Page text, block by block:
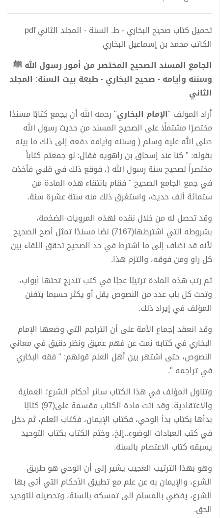
تحميل كتاب صحيح البخاري - ط. السنة - المجلد الثاني pdf
الكاتب محمد بن إسماعيل البخاري
الجامع المسند الصحيح المختصر من أمور رسول الله ﷺ
وسننه وأيامه - صحيح البخاري - طبعة بيت السنة: المجلد
الثاني
أراد المؤلف "الإمام البخاري" رحمه الله أن يجمع كتابًا مسندًا
مختصرًا مشتملًا على الصحيح المسند من حديث رسول الله
صلى الله عليه وسلم ( وسننه وأيامه دفعه إلى ذلك ما بينه
بقوله: " كنا عند إسحاق بن راهويه فقال: لو جمعتم كتاباً
مختصراً لصحيح سنة رسول الله (، فوقع ذلك في قلبي فأخذت
في جمع الجامع الصحيح " فقام بانتقاء هذه المادة من
ستمائة ألف حديث، واستغرق ذلك منه ستة عشرة سنة.
وقد تحصل له من خلال نقده لهذه المرويات الضخمة،
بشروطه التي اشترطها(7167) نصًا مسندًا تمثل أصح الصحيح
لأنه قد أضاف إلى ما اشترط في حد الصحيح تحقق اللقاء بين
كل راو ومن فوقه، والتزم هذا.
ثم رتب هذه المادة ترتيبًا عجبًا في كتب تندرج تحتها أبواب،
وتحت كل باب عدد من النصوص يقل أو يكثر حسبما يتفنن
المؤلف في إيراد ذلك.
وقد انعقد إجماع الأمة على أن التراجم التي وضعها الإمام
البخاري في كتابه نمت عن فهم عميق ونظر دقيق في معاني
النصوص، حتى اشتهر بين أهل العلم قولهم: " فقه البخاري
في تراجمه ".
وتناول المؤلف في هذا الكتاب سائر أحكام الشرع؛ العملية
والاعتقادية. وقد أتت مادة الكتاب مقسمة على(97) كتابًا
بدأها بكتاب بدأ الوحي، فكتاب الإيمان، فكتاب العلم، ثم دخل
في كتب العبادات الوضوء..إلخ، وختم الكتاب بكتاب التوحيد
يسبقه كتاب الاعتصام بالسنة.
وهو بهذا الترتيب العجيب يشير إلى أن الوحي هو طريق
الشرع، والإيمان به عن علم مع تطبيق الأحكام التي أتى بها
الشرع، يفضي بالمسلم إلى تمسكه بالسنة، وتحصيله للتوحيد
الحق.